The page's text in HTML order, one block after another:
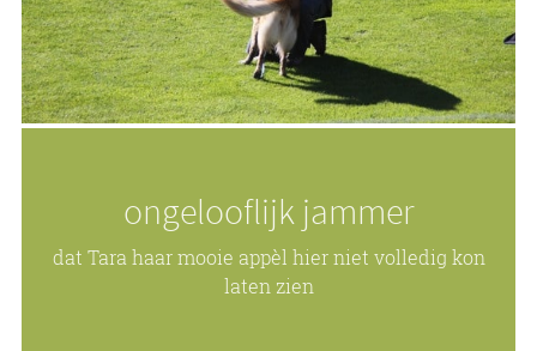
ongelooflijk jammer
dat Tara haar mooie appèl hier niet volledig kon
laten zien